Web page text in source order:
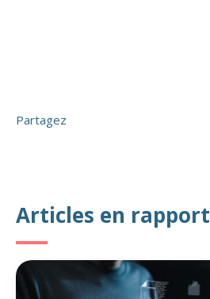
Partagez
Articles en rapport